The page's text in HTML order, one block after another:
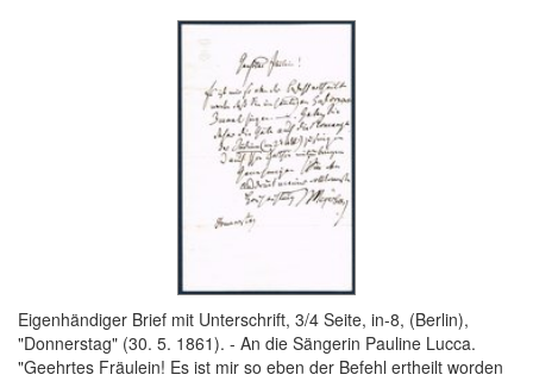
Eigenhändiger Brief mit Unterschrift, 3/4 Seite, in-8, (Berlin),
"Donnerstag" (30. 5. 1861). - An die Sängerin Pauline Lucca.
"Geehrtes Fräulein! Es ist mir so eben der Befehl ertheilt worden